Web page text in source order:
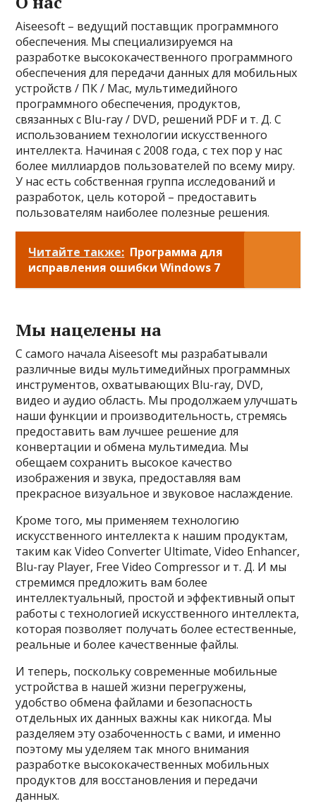
Aiseesoft – ведущий поставщик программного
обеспечения. Мы специализируемся на
разработке высококачественного программного
обеспечения для передачи данных для мобильных
устройств / ПК / Mac, мультимедийного
программного обеспечения, продуктов,
связанных с Blu-ray / DVD, решений PDF и т. Д. С
использованием технологии искусственного
интеллекта. Начиная с 2008 года, с тех пор у нас
более миллиардов пользователей по всему миру.
У нас есть собственная группа исследований и
разработок, цель которой – предоставить
пользователям наиболее полезные решения.
Читайте также: Программа для
исправления ошибки Windows 7
Мы нацелены на
С самого начала Aiseesoft мы разрабатывали
различные виды мультимедийных программных
инструментов, охватывающих Blu-ray, DVD,
видео и аудио область. Мы продолжаем улучшать
наши функции и производительность, стремясь
предоставить вам лучшее решение для
конвертации и обмена мультимедиа. Мы
обещаем сохранить высокое качество
изображения и звука, предоставляя вам
прекрасное визуальное и звуковое наслаждение.
Кроме того, мы применяем технологию
искусственного интеллекта к нашим продуктам,
таким как Video Converter Ultimate, Video Enhancer,
Blu-ray Player, Free Video Compressor и т. Д. И мы
стремимся предложить вам более
интеллектуальный, простой и эффективный опыт
работы с технологией искусственного интеллекта,
которая позволяет получать более естественные,
реальные и более качественные файлы.
И теперь, поскольку современные мобильные
устройства в нашей жизни перегружены,
удобство обмена файлами и безопасность
отдельных их данных важны как никогда. Мы
разделяем эту озабоченность с вами, и именно
поэтому мы уделяем так много внимания
разработке высококачественных мобильных
продуктов для восстановления и передачи
данных.